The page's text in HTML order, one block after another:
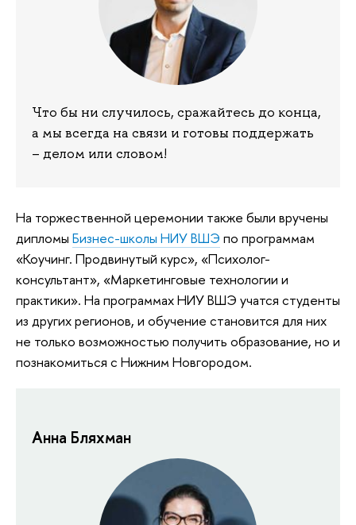
Что бы ни случилось, сражайтесь до конца,
а мы всегда на связи и готовы поддержать
– делом или словом!
На торжественной церемонии также были вручены
дипломы Бизнес-школы НИУ ВШЭ по программам
«Коучинг. Продвинутый курс», «Психолог-
консультант», «Маркетинговые технологии и
практики». На программах НИУ ВШЭ учатся студенты
из других регионов, и обучение становится для них
не только возможностью получить образование, но и
познакомиться с Нижним Новгородом.
Анна Бляхман